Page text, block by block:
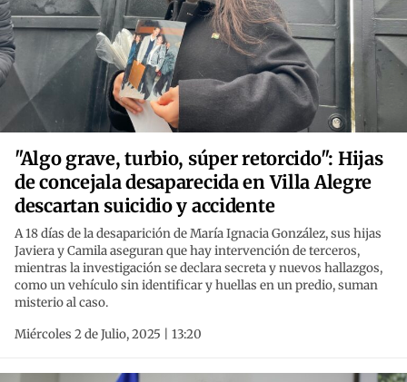
"Algo grave, turbio, súper retorcido": Hijas
de concejala desaparecida en Villa Alegre
descartan suicidio y accidente
A 18 días de la desaparición de María Ignacia González, sus hijas
Javiera y Camila aseguran que hay intervención de terceros,
mientras la investigación se declara secreta y nuevos hallazgos,
como un vehículo sin identificar y huellas en un predio, suman
misterio al caso.
Miércoles 2 de Julio, 2025 | 13:20